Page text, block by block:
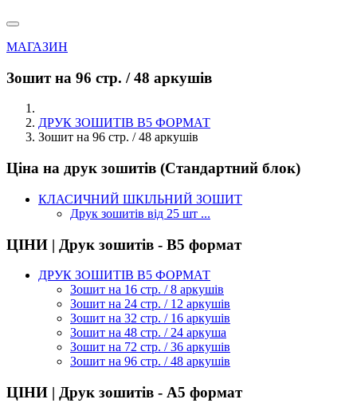
МАГАЗИН
Зошит на 96 стр. / 48 аркушів
ДРУК ЗОШИТІВ В5 ФОРМАТ
Зошит на 96 стр. / 48 аркушів
Ціна на друк зошитів (Стандартний блок)
КЛАСИЧНИЙ ШКІЛЬНИЙ ЗОШИТ
Друк зошитів від 25 шт ...
ЦІНИ | Друк зошитів - В5 формат
ДРУК ЗОШИТІВ В5 ФОРМАТ
Зошит на 16 стр. / 8 аркушів
Зошит на 24 стр. / 12 аркушів
Зошит на 32 стр. / 16 аркушів
Зошит на 48 стр. / 24 аркуша
Зошит на 72 стр. / 36 аркушів
Зошит на 96 стр. / 48 аркушів
ЦІНИ | Друк зошитів - А5 формат